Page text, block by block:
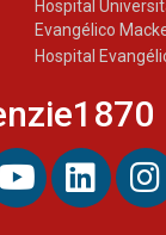
Hospital
Evangélico
Hospital